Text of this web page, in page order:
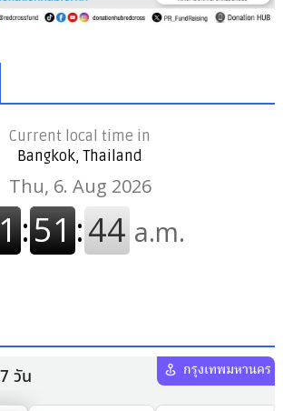
Current local time in
Bangkok, Thailand